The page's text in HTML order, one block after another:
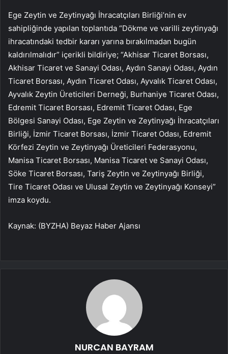
Ege Zeytin ve Zeytinyağı İhracatçıları Birliği’nin ev
sahipliğinde yapılan toplantıda “Dökme ve varilli zeytinyağı
ihracatındaki tedbir kararı yarına bırakılmadan bugün
kaldırılmalıdır” içerikli bildiriye; “Akhisar Ticaret Borsası,
Akhisar Ticaret ve Sanayi Odası, Aydın Sanayi Odası, Aydın
Ticaret Borsası, Aydın Ticaret Odası, Ayvalık Ticaret Odası,
Ayvalık Zeytin Üreticileri Derneği, Burhaniye Ticaret Odası,
Edremit Ticaret Borsası, Edremit Ticaret Odası, Ege
Bölgesi Sanayi Odası, Ege Zeytin ve Zeytinyağı İhracatçıları
Birliği, İzmir Ticaret Borsası, İzmir Ticaret Odası, Edremit
Körfezi Zeytin ve Zeytinyağı Üreticileri Federasyonu,
Manisa Ticaret Borsası, Manisa Ticaret ve Sanayi Odası,
Söke Ticaret Borsası, Tariş Zeytin ve Zeytinyağı Birliği,
Tire Ticaret Odası ve Ulusal Zeytin ve Zeytinyağı Konseyi”
imza koydu.
Kaynak: (BYZHA) Beyaz Haber Ajansı
NURCAN BAYRAM